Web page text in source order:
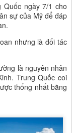
Quốc ngày 7/1 cho
sự của Mỹ để đáp
nhưng là đối tác
là nguyên nhân
Trung Quốc coi
thống nhất bằng